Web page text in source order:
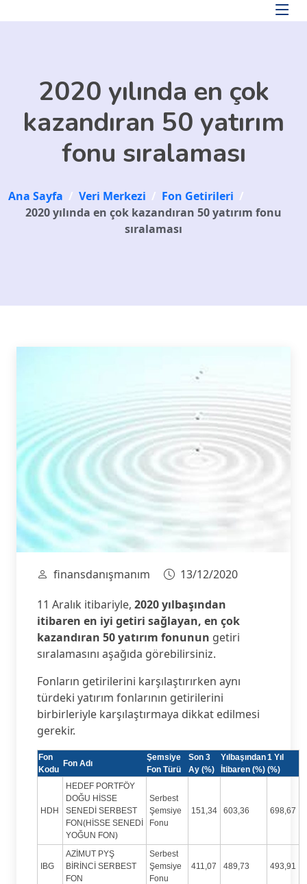
2020 yılında en çok
kazandıran 50 yatırım
fonu sıralaması
Ana Sayfa / Veri Merkezi / Fon Getirileri /
2020 yılında en çok kazandıran 50 yatırım fonu
sıralaması
finansdanışmanım
13/12/2020
11 Aralık itibariyle, 2020 yılbaşından
itibaren en iyi getiri sağlayan, en çok
kazandıran 50 yatırım fonunun getiri
sıralamasını aşağıda görebilirsiniz.
Fonların getirilerini karşılaştırırken aynı
türdeki yatırım fonlarının getirilerini
birbirleriyle karşılaştırmaya dikkat edilmesi
gerekir.
Fon
Kodu
Fon Adı
Şemsiye
Fon Türü
Son 3
Ay (%)
Yılbaşından
İtibaren (%)
1 Yıl
(%)
HDH
HEDEF PORTFÖY
DOĞU HİSSE
SENEDİ SERBEST
FON(HİSSE SENEDİ
YOĞUN FON)
Serbest
Şemsiye
Fonu
151,34 603,36 698,67
IBG
AZİMUT PYŞ
BİRİNCİ SERBEST
FON
Serbest
Şemsiye
Fonu
411,07 489,73 493,91